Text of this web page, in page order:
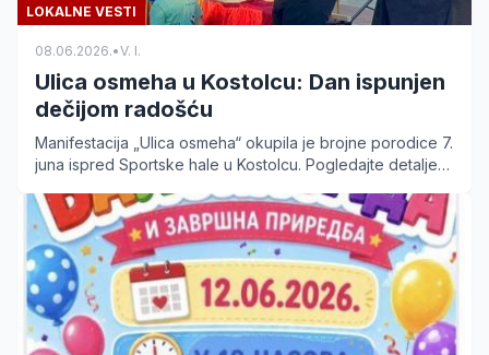
LOKALNE VESTI
08.06.2026.•V. I.
Ulica osmeha u Kostolcu: Dan ispunjen
dečijom radošću
Manifestacija „Ulica osmeha“ okupila je brojne porodice 7.
juna ispred Sportske hale u Kostolcu. Pogledajte detalje